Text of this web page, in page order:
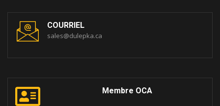
COURRIEL
sales@dulepka.ca
Membre OCA